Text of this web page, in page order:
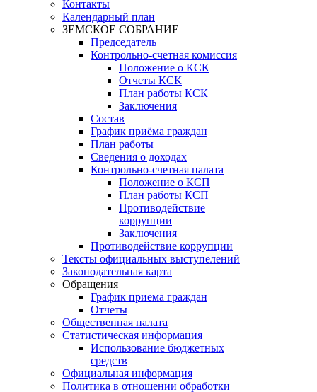
Контакты
Календарный план
ЗЕМСКОЕ СОБРАНИЕ
Председатель
Контрольно-счетная комиссия
Положение о КСК
Отчеты КСК
План работы КСК
Заключения
Состав
График приёма граждан
План работы
Сведения о доходах
Контрольно-счетная палата
Положение о КСП
План работы КСП
Противодействие
коррупции
Заключения
Противодействие коррупции
Тексты официальных выступелений
Законодательная карта
Обращения
График приема граждан
Отчеты
Общественная палата
Статистическая информация
Использование бюджетных
средств
Официальная информация
Политика в отношении обработки